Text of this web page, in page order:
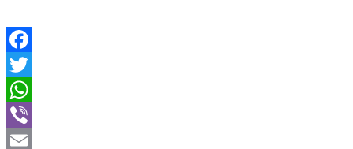
Facebook
Twitter
WhatsApp
Viber